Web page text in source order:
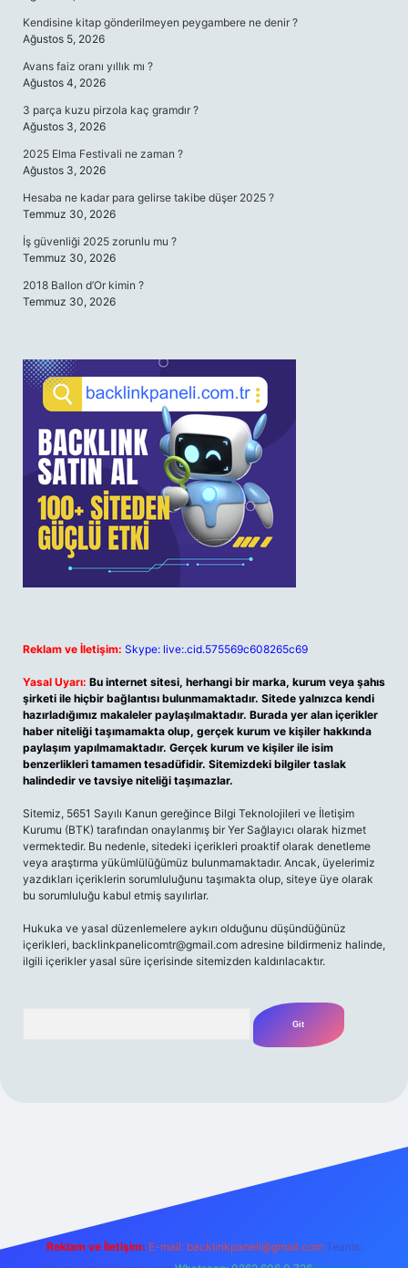
Kendisine kitap gönderilmeyen peygambere ne denir ?
Ağustos 5, 2026
Avans faiz oranı yıllık mı ?
Ağustos 4, 2026
3 parça kuzu pirzola kaç gramdır ?
Ağustos 3, 2026
2025 Elma Festivali ne zaman ?
Ağustos 3, 2026
Hesaba ne kadar para gelirse takibe düşer 2025 ?
Temmuz 30, 2026
İş güvenliği 2025 zorunlu mu ?
Temmuz 30, 2026
2018 Ballon d’Or kimin ?
Temmuz 30, 2026
Reklam ve İletişim: Skype: live:.cid.575569c608265c69
Yasal Uyarı: Bu internet sitesi, herhangi bir marka, kurum veya şahıs
şirketi ile hiçbir bağlantısı bulunmamaktadır. Sitede yalnızca kendi
hazırladığımız makaleler paylaşılmaktadır. Burada yer alan içerikler
haber niteliği taşımamakta olup, gerçek kurum ve kişiler hakkında
paylaşım yapılmamaktadır. Gerçek kurum ve kişiler ile isim
benzerlikleri tamamen tesadüfidir. Sitemizdeki bilgiler taslak
halindedir ve tavsiye niteliği taşımazlar.
Sitemiz, 5651 Sayılı Kanun gereğince Bilgi Teknolojileri ve İletişim
Kurumu (BTK) tarafından onaylanmış bir Yer Sağlayıcı olarak hizmet
vermektedir. Bu nedenle, sitedeki içerikleri proaktif olarak denetleme
veya araştırma yükümlülüğümüz bulunmamaktadır. Ancak, üyelerimiz
yazdıkları içeriklerin sorumluluğunu taşımakta olup, siteye üye olarak
bu sorumluluğu kabul etmiş sayılırlar.
Hukuka ve yasal düzenlemelere aykırı olduğunu düşündüğünüz
içerikleri, backlinkpanelicomtr@gmail.com adresine bildirmeniz halinde,
ilgili içerikler yasal süre içerisinde sitemizden kaldırılacaktır.
Reklam ve İletişim: E-mail: backlinkpaneli@gmail.com Teams: